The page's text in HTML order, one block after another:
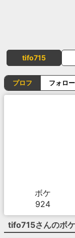
tifo715
プロフ フォロー
ボケ
924
tifo715さんのボケ